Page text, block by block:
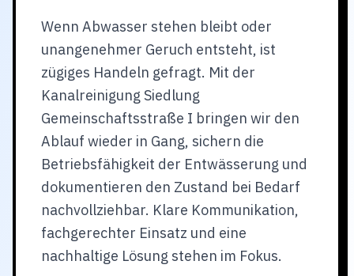
Wenn Abwasser stehen bleibt oder
unangenehmer Geruch entsteht, ist
zügiges Handeln gefragt. Mit der
Kanalreinigung Siedlung
Gemeinschaftsstraße I bringen wir den
Ablauf wieder in Gang, sichern die
Betriebsfähigkeit der Entwässerung und
dokumentieren den Zustand bei Bedarf
nachvollziehbar. Klare Kommunikation,
fachgerechter Einsatz und eine
nachhaltige Lösung stehen im Fokus.